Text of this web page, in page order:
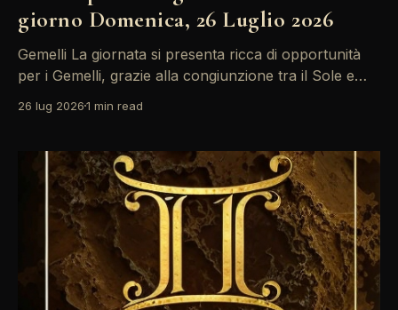
giorno Domenica, 26 Luglio 2026
Gemelli La giornata si presenta ricca di opportunità
per i Gemelli, grazie alla congiunzione tra il Sole e
riflettere sulle proprie aspirazioni e prendere
lavorativo. Non trascurare i segnali che arrivano
dalle emozioni, saranno preziosi per
26 lug 20261 min read